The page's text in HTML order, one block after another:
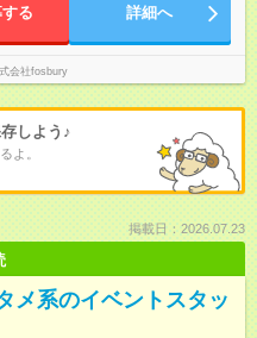
る 詳細へ
会社fosbury
しよう♪
よ。
掲載日：2026.07.23
メ系のイベントスタッ